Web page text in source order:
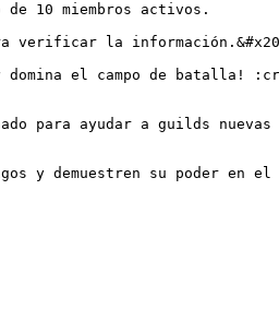
10 miembros activos.
verificar la
el campo de batalla!
ayudar a guilds nuevas o